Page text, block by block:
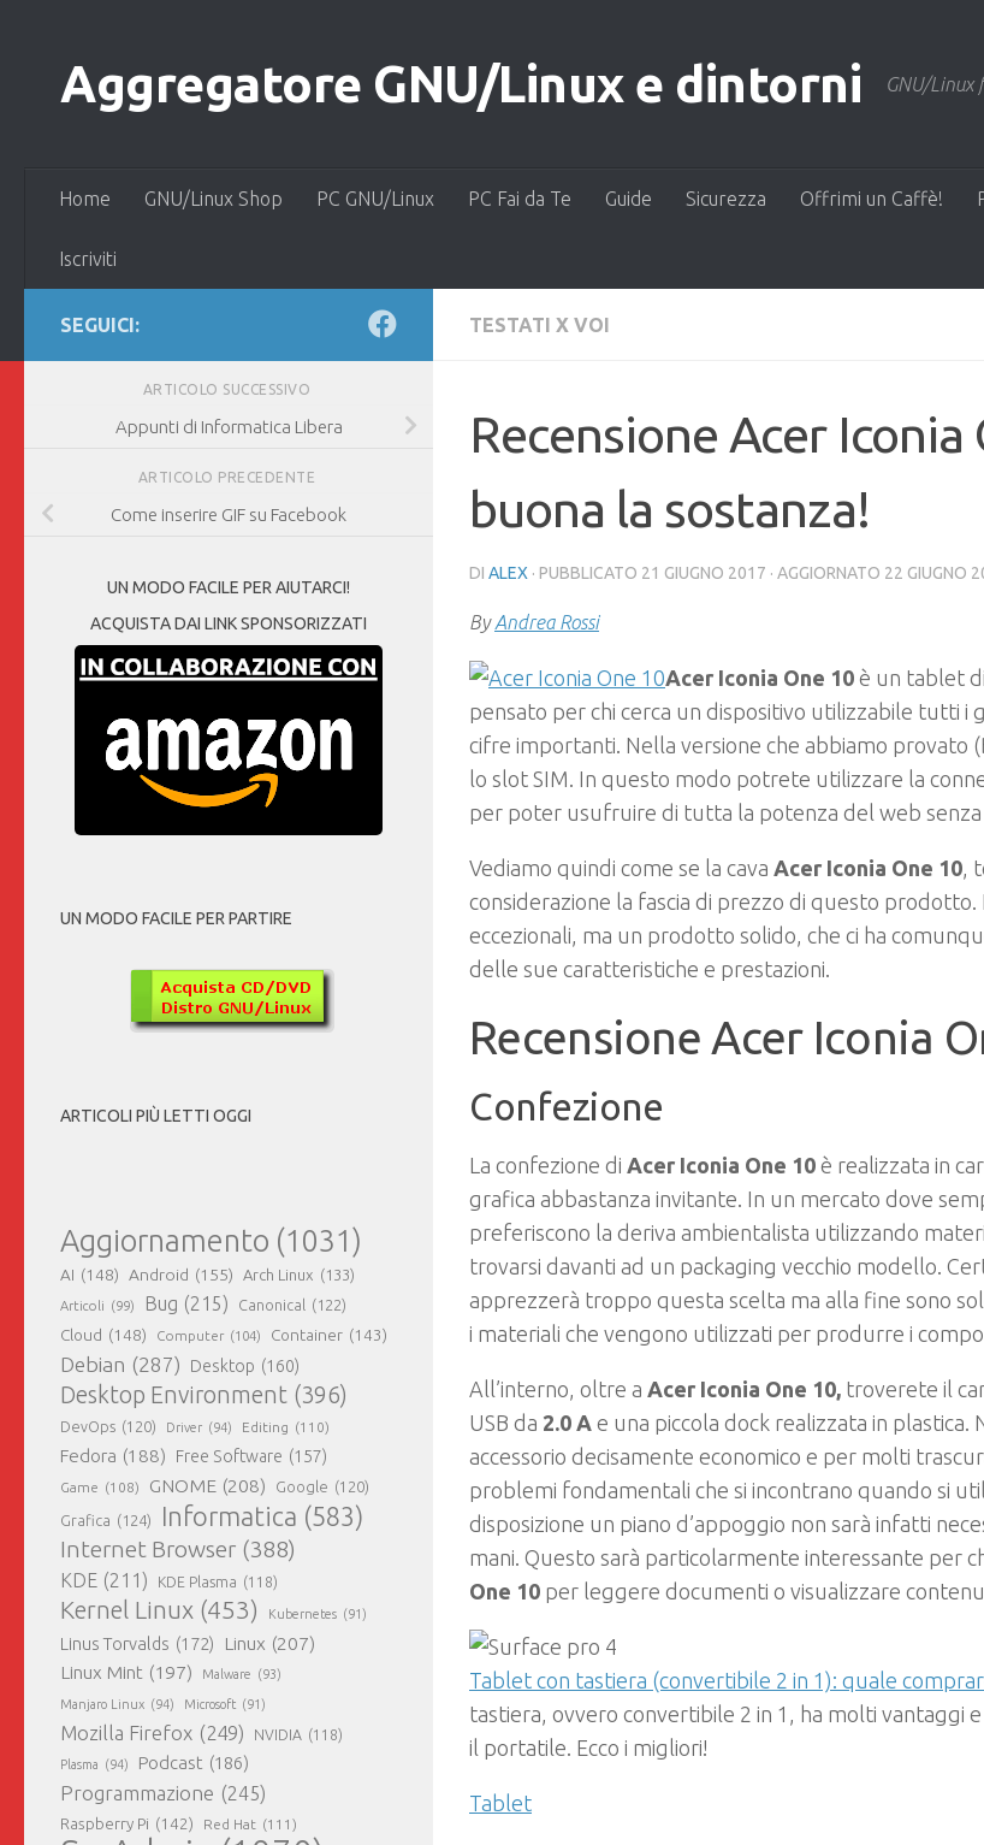
Aggregatore GNU/Linux e dintorni GNU/Linux
Home GNU/Linux Shop PC GNU/Linux PC Fai da Te Guide Sicurezza Offrimi un Caffè!
Iscriviti
TESTATI X VOI
Recensione Acer Iconia
buona la sostanza!
DI ALEX · PUBBLICATO 21 GIUGNO 2017 · AGGIORNATO 22 GIUGNO
ByAndrea Rossi
Acer Iconia One 10 è un tablet
pensato per chi cerca un dispositivo utilizzabile tutti i
cifre importanti. Nella versione che abbiamo provato
lo slot SIM. In questo modo potrete utilizzare la
per poter usufruire di tutta la potenza del web senza
Vediamo quindi come se la cava Acer Iconia One 10,
considerazione la fascia di prezzo di questo
eccezionali, ma un prodotto solido, che ci ha
delle sue caratteristiche e prestazioni.
Recensione Acer Iconia
Confezione
La confezione di Acer Iconia One 10 è realizzata in
grafica abbastanza invitante. In un mercato dove
preferiscono la deriva ambientalista utilizzando
trovarsi davanti ad un packaging vecchio modello.
apprezzerà troppo questa scelta ma alla fine sono
i materiali che vengono utilizzati per produrre i
All’interno, oltre a Acer Iconia One 10, troverete il
USB da 2.0 A e una piccola dock realizzata in plastica.
accessorio decisamente economico e per molti
problemi fondamentali che si incontrano quando si
disposizione un piano d’appoggio non sarà infatti
mani. Questo sarà particolarmente interessante per
One 10 per leggere documenti o visualizzare
Tablet con tastiera (convertibile 2 in 1): quale
tastiera, ovvero convertibile 2 in 1, ha molti vantaggi
il portatile. Ecco i migliori!
Tablet
SEGUICI:
ARTICOLO SUCCESSIVO
Appunti di Informatica Libera
ARTICOLO PRECEDENTE
Come inserire GIF su Facebook
UN MODO FACILE PER AIUTARCI!
ACQUISTA DAI LINK SPONSORIZZATI
UN MODO FACILE PER PARTIRE
ARTICOLI PIÙ LETTI OGGI
Aggiornamento (1031)
AI (148) Android (155) Arch Linux (133)
Articoli (99) Bug (215) Canonical (122)
Cloud (148) Computer (104) Container (143)
Debian (287) Desktop (160)
Desktop Environment (396)
DevOps (120) Driver (94) Editing (110)
Fedora (188) Free Software (157)
Game (108) GNOME (208) Google (120)
Grafica (124) Informatica (583)
Internet Browser (388)
KDE (211) KDE Plasma (118)
Kernel Linux (453) Kubernetes (91)
Linus Torvalds (172) Linux (207)
Linux Mint (197) Malware (93)
Manjaro Linux (94) Microsoft (91)
Mozilla Firefox (249) NVIDIA (118)
Plasma (94) Podcast (186)
Programmazione (245)
Raspberry Pi (142) Red Hat (111)